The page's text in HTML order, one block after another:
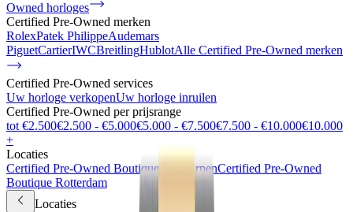
Owned horloges
Certified Pre-Owned merken
RolexPatek PhilippeAudemars
PiguetCartierIWCBreitlingHublotAlle Certified Pre-Owned merken
Certified Pre-Owned services
Uw horloge verkopenUw horloge inruilen
Certified Pre-Owned per prijsrange
tot €2.500€2.500 - €5.000€5.000 - €7.500€7.500 - €10.000€10.000
+
Locaties
Certified Pre-Owned Boutique AntwerpenCertified Pre-Owned
Boutique Rotterdam
Locaties